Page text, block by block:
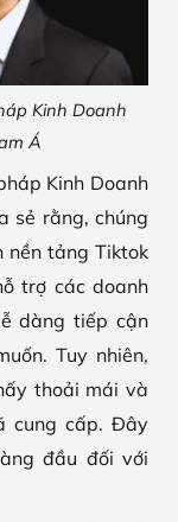
Kinh Doanh
Á
Kinh Doanh
sẻ rằng, chúng
nền tảng Tiktok
trợ các doanh
dàng tiếp cận
Tuy nhiên,
thoải mái và
cung cấp. Đây
đầu đối với